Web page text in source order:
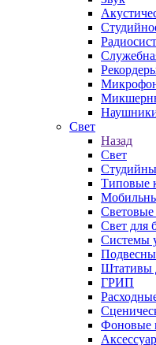
Свет
Назад
Свет
Типовые
Свет для
Системы
Штативы
ГРИП
Фоновые